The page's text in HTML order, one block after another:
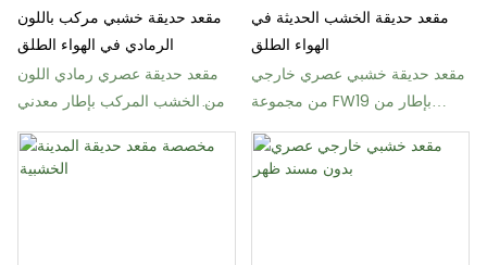
مقعد حديقة خشبي مركب باللون
الرمادي في الهواء الطلق
مقعد حديقة عصري رمادي اللون
من الخشب المركب بإطار معدني
(FW34)
مقعد حديقة الخشب الحديثة في
الهواء الطلق
مقعد حديقة خشبي عصري خارجي
من مجموعة FW19 بإطار من
الفولاذ المجلفن